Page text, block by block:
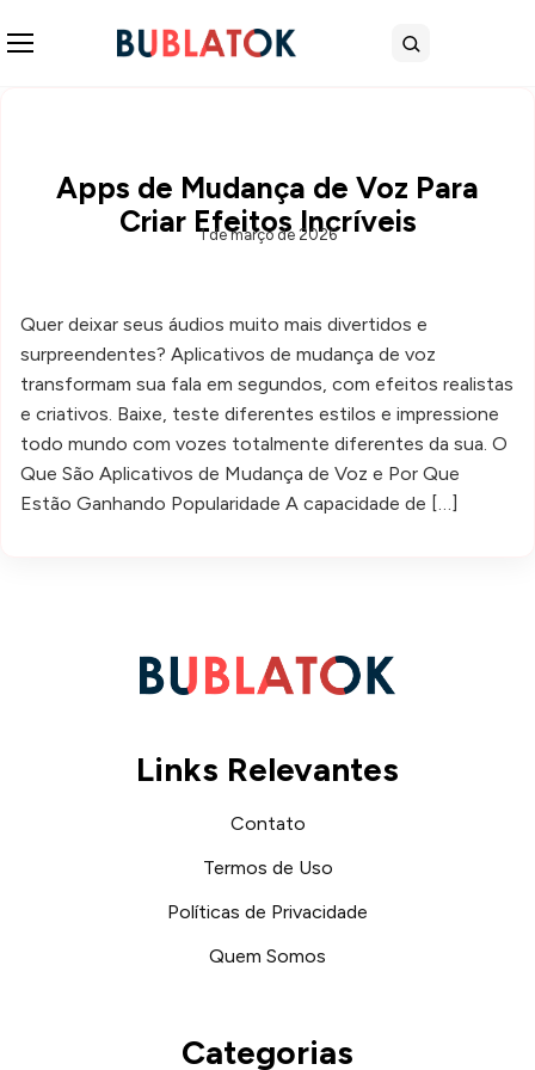
Buscar
Apps de Mudança de Voz Para
Criar Efeitos Incríveis
1 de março de 2026
Quer deixar seus áudios muito mais divertidos e
surpreendentes? Aplicativos de mudança de voz
transformam sua fala em segundos, com efeitos realistas
e criativos. Baixe, teste diferentes estilos e impressione
todo mundo com vozes totalmente diferentes da sua. O
Que São Aplicativos de Mudança de Voz e Por Que
Estão Ganhando Popularidade A capacidade de […]
Links Relevantes
Contato
Termos de Uso
Políticas de Privacidade
Quem Somos
Categorias